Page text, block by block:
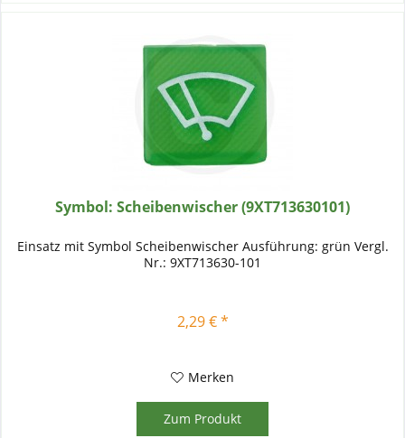
Symbol: Scheibenwischer (9XT713630101)
Einsatz mit Symbol Scheibenwischer Ausführung: grün Vergl.
Nr.: 9XT713630-101
2,29 € *
Merken
Zum Produkt